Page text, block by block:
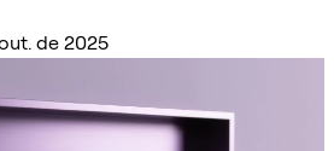
de 2025